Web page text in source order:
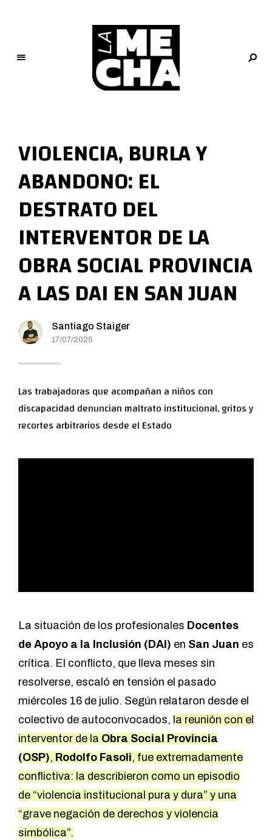
M
e
c
h
a
PERIODISMO DIGITAL
VIOLENCIA, BURLA Y
ABANDONO: EL
DESTRATO DEL
INTERVENTOR DE LA
OBRA SOCIAL PROVINCIA
A LAS DAI EN SAN JUAN
Santiago Staiger
17/07/2025
Las trabajadoras que acompañan a niños con
discapacidad denuncian maltrato institucional, gritos y
recortes arbitrarios desde el Estado
La situación de los profesionales Docentes
de Apoyo a la Inclusión (DAI) en San Juan es
crítica. El conflicto, que lleva meses sin
resolverse, escaló en tensión el pasado
miércoles 16 de julio. Según relataron desde el
colectivo de autoconvocados, la reunión con el
interventor de la Obra Social Provincia
(OSP), Rodolfo Fasoli, fue extremadamente
conflictiva: la describieron como un episodio
de “violencia institucional pura y dura” y una
“grave negación de derechos y violencia
simbólica”.